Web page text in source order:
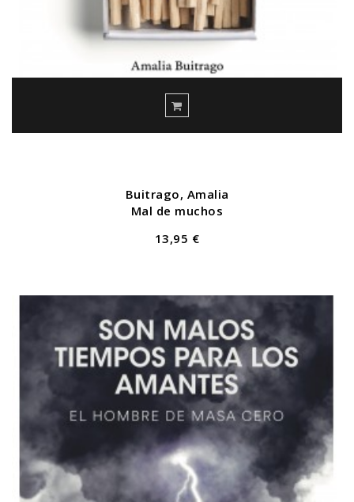
Buitrago, Amalia
Mal de muchos
13,95 €